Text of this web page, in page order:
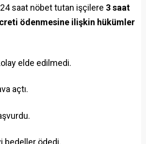
saat nöbet tutan işçilere 3 saat
ödenmesine ilişkin hükümler
elde edilmedi.
açtı.
bedeller ödedi.